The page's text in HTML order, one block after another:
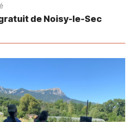
de Noisy-le-Sec